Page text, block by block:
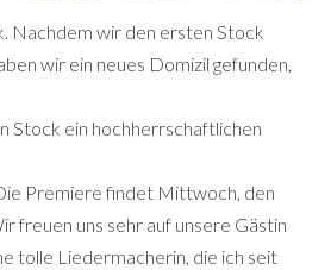
Nachdem wir den ersten Stock
wir ein neues Domizil gefunden,
Stock ein hochherrschaftlichen
Premiere findet Mittwoch, den
freuen uns sehr auf unsere Gästin
tolle Liedermacherin, die ich seit